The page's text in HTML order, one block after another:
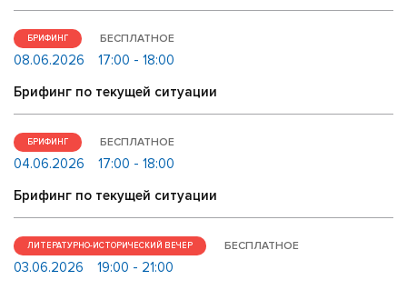
БРИФИНГ БЕСПЛАТНОЕ
08.06.2026
17:00 - 18:00
Брифинг по текущей ситуации
БРИФИНГ БЕСПЛАТНОЕ
04.06.2026
17:00 - 18:00
Брифинг по текущей ситуации
ЛИТЕРАТУРНО-ИСТОРИЧЕСКИЙ ВЕЧЕР БЕСПЛАТНОЕ
03.06.2026
19:00 - 21:00